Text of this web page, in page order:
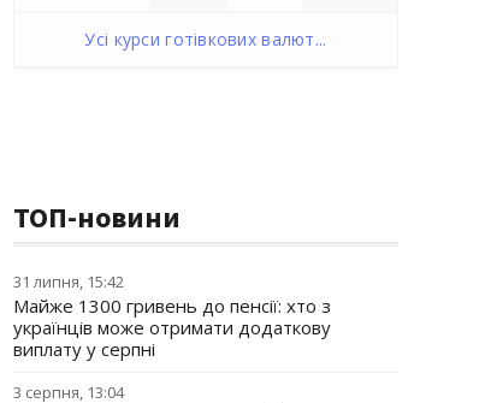
Усі курси готівкових валют...
ТОП-новини
31 липня, 15:42
Майже 1300 гривень до пенсії: хто з
українців може отримати додаткову
виплату у серпні
3 серпня, 13:04